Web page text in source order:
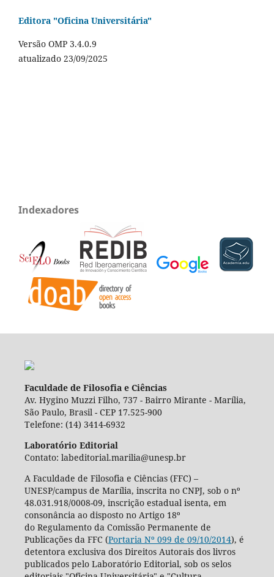
Editora "Oficina Universitária"
Versão OMP 3.4.0.9
atualizado 23/09/2025
Indexadores
Faculdade de Filosofia e Ciências
Av. Hygino Muzzi Filho, 737 - Bairro Mirante - Marília,
São Paulo, Brasil - CEP 17.525-900
Telefone: (14) 3414-6932
Laboratório Editorial
Contato: labeditorial.marilia@unesp.br
A Faculdade de Filosofia e Ciências (FFC) –
UNESP/campus de Marília, inscrita no CNPJ, sob o nº
48.031.918/0008-09, inscrição estadual isenta, em
consonância ao disposto no Artigo 18º
do Regulamento da Comissão Permanente de
Publicações da FFC (Portaria Nº 099 de 09/10/2014), é
detentora exclusiva dos Direitos Autorais dos livros
publicados pelo Laboratório Editorial, sob os selos